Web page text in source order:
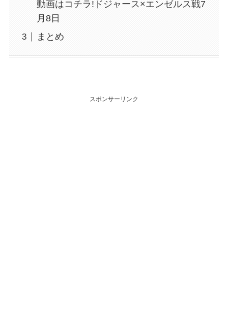
動画はコチラ!ドジャース×エンゼルス戦7
月8日
まとめ
スポンサーリンク